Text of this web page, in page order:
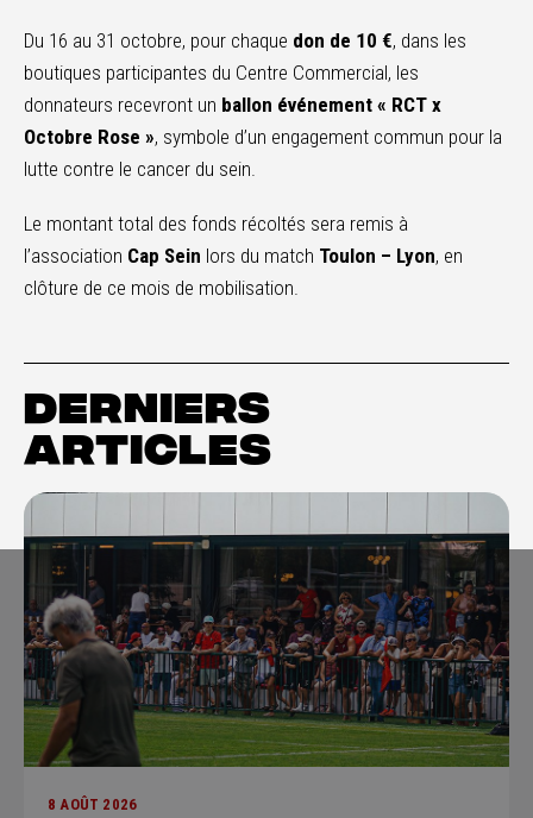
Du 16 au 31 octobre, pour chaque don de 10 €, dans les
boutiques participantes du Centre Commercial, les
donnateurs recevront un ballon événement « RCT x
Octobre Rose », symbole d’un engagement commun pour la
lutte contre le cancer du sein.
Le montant total des fonds récoltés sera remis à
l’association Cap Sein lors du match Toulon – Lyon, en
clôture de ce mois de mobilisation.
DERNIERS
ARTICLES
8 AOÛT 2026